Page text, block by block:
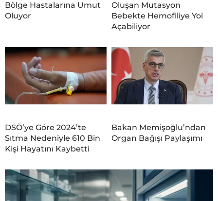
Bölge Hastalarına Umut
Oluyor
Oluşan Mutasyon
Bebekte Hemofiliye Yol
Açabiliyor
DSÖ’ye Göre 2024’te
Sıtma Nedeniyle 610 Bin
Kişi Hayatını Kaybetti
Bakan Memişoğlu’ndan
Organ Bağışı Paylaşımı